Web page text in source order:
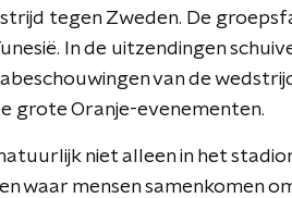
tegen Zweden. De
In de uitzendingen
van de
grote Oranje-evenementen.
niet alleen in het
waar mensen samenkomen